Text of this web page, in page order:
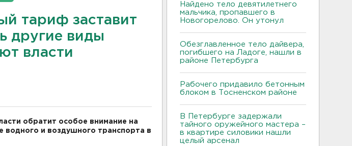
тариф заставит
другие виды
власти
обратит особое внимание на
водного и воздушного транспорта в
Найдено тело девятилетнего
мальчика, пропавшего в
Новогорелово. Он утонул
Обезглавленное тело дайвера,
погибшего на Ладоге, нашли в
районе Петербурга
Рабочего придавило бетонным
блоком в Тосненском районе
В Петербурге задержали
тайного оружейного мастера –
в квартире силовики нашли
целый арсенал